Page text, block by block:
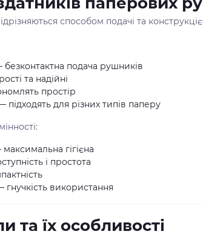
способом подачі та
подача рушників
та надійні
простір
підходять для різних типів паперу
гігієна
і простота
гнучкість використання
та їх особливості